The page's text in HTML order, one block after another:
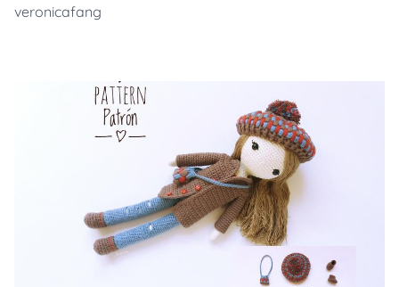
veronicafang